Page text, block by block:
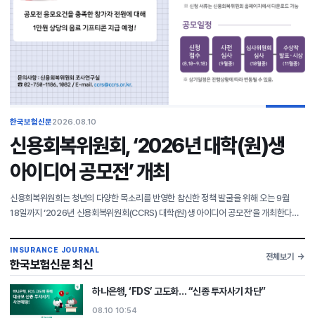
한국보험신문2026.08.10
신용회복위원회, ‘2026년 대학(원)생
아이디어 공모전’ 개최
신용회복위원회는 청년의 다양한 목소리를 반영한 참신한 정책 발굴을 위해 오는 9월
18일까지 ‘2026년 신용회복위원회(CCRS) 대학(원)생 아이디어 공모전’을 개최한다고
개인 또
INSURANCE JOURNAL
한국보험신문 최신
전체보기
하나은행, ‘FDS’ 고도화… “신종 투자사기 차단”
08.10 10:54